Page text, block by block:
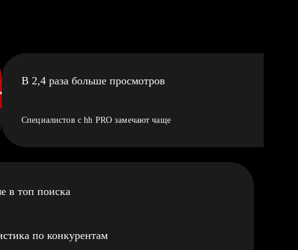
В 2,4 раза больше просмотров
Специалистов с hh PRO замечают чаще
в топ поиска
по конкурентам